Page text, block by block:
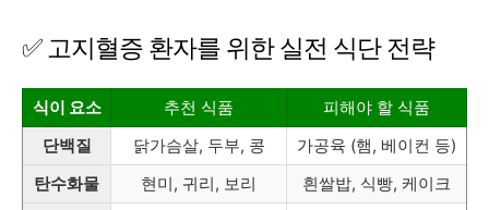
✅ 고지혈증 환자를 위한 실전 식단 전략
식이 요소 추천 식품
피해야 할 식품
단백질
닭가슴살, 두부, 콩
가공육 (햄, 베이컨 등)
탄수화물
현미, 귀리, 보리
흰쌀밥, 식빵, 케이크